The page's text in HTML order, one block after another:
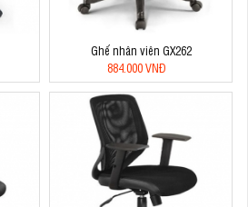
Ghế nhân viên GX262
884.000 VNĐ